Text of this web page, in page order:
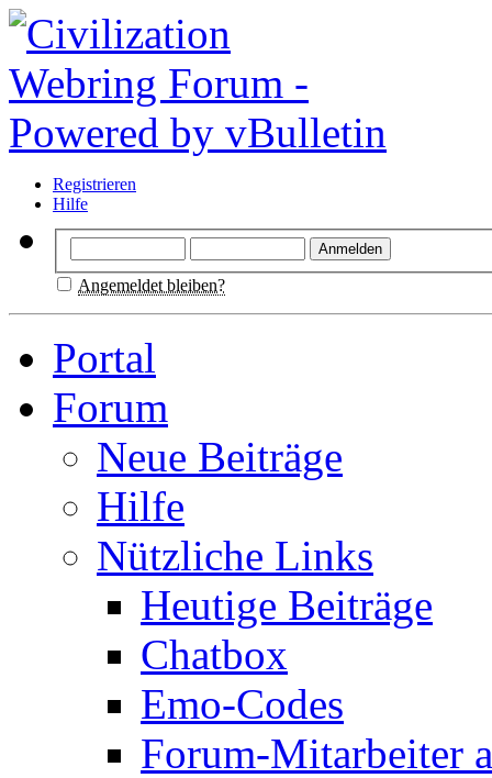
Registrieren
Hilfe
Angemeldet bleiben?
Portal
Forum
Neue Beiträge
Hilfe
Nützliche Links
Heutige Beiträge
Chatbox
Emo-Codes
Forum-Mitarbeiter